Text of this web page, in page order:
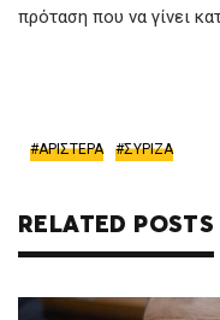
πρόταση που να γίνει
ΑΡΙΣΤΕΡΑ ΣΥΡΙΖΑ
RELATED POSTS